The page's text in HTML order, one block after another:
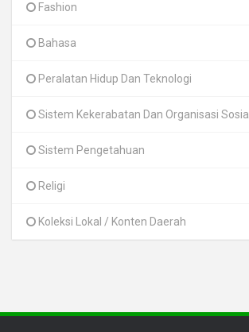
Fashion
Bahasa
Peralatan Hidup Dan Teknologi
Sistem Kekerabatan Dan Organisasi Sosial
Sistem Pengetahuan
Religi
Koleksi Lokal / Konten Daerah